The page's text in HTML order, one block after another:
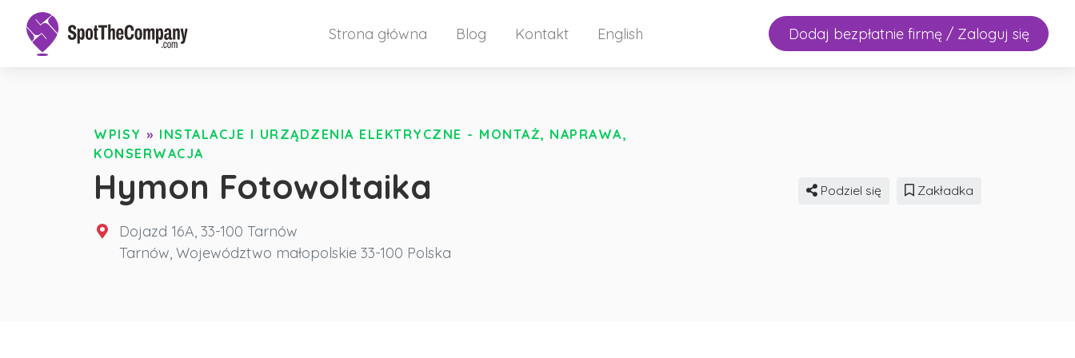
Strona główna Blog Kontakt English Dodaj bezpłatnie firmę / Zaloguj się
WPISY » INSTALACJE I URZĄDZENIA ELEKTRYCZNE - MONTAŻ, NAPRAWA,
KONSERWACJA
Hymon Fotowoltaika
Dojazd 16A, 33-100 Tarnów
Tarnów, Województwo małopolskie 33-100 Polska
Podziel się Zakładka